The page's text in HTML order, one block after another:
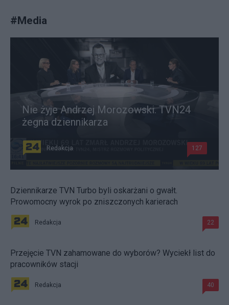
#Media
Nie żyje Andrzej Morozowski. TVN24
żegna dziennikarza
Redakcja 127
Dziennikarze TVN Turbo byli oskarżani o gwałt.
Prowomocny wyrok po zniszczonych karierach
Redakcja 22
Przejęcie TVN zahamowane do wyborów? Wyciekł list do
pracowników stacji
Redakcja 40